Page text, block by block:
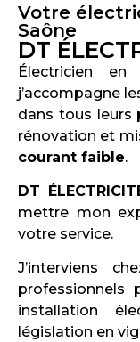
Votre
Saône
DT
Électricien
j’accompagne
dans tous leurs
rénovation et
courant faible.
DT
mettre mon
votre service.
J’interviens
installation
législation en